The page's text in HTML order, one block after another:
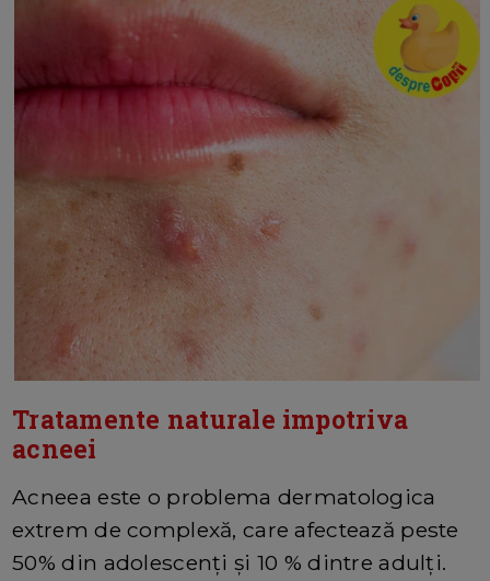
Tratamente naturale impotriva
acneei
Acneea este o problema dermatologica
extrem de complexă, care afectează peste
50% din adolescenţi şi 10 % dintre adulţi.